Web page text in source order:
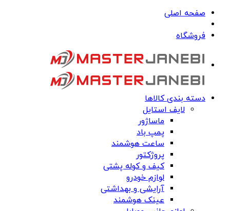
صفحه اصلی
فروشگاه
دسته بندی کالاها
لایف استایل
ماساژور
پمپ باد
ساعت هوشمند
پروژکتور
کیف و کوله پشتی
لوازم خودرو
آرایشی و بهداشتی
عینک هوشمند